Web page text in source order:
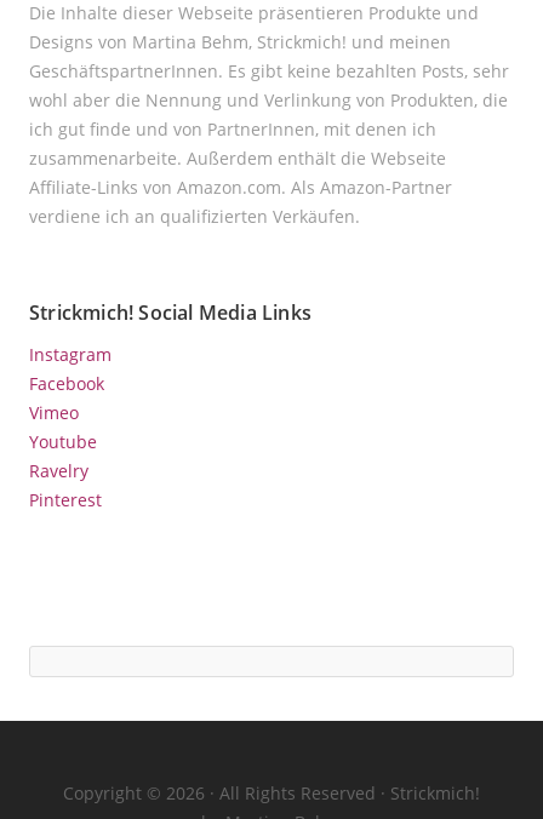
Die Inhalte dieser Webseite präsentieren Produkte und
Designs von Martina Behm, Strickmich! und meinen
GeschäftspartnerInnen. Es gibt keine bezahlten Posts, sehr
wohl aber die Nennung und Verlinkung von Produkten, die
ich gut finde und von PartnerInnen, mit denen ich
zusammenarbeite. Außerdem enthält die Webseite
Affiliate-Links von Amazon.com. Als Amazon-Partner
verdiene ich an qualifizierten Verkäufen.
Strickmich! Social Media Links
Instagram
Facebook
Vimeo
Youtube
Ravelry
Pinterest
Copyright © 2026 · All Rights Reserved · Strickmich!